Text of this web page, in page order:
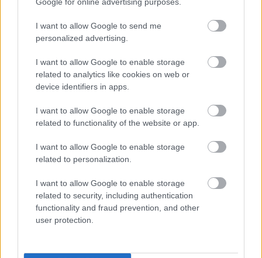
I want to allow Google to send me
personalized advertising.
I want to allow Google to enable storage
related to analytics like cookies on web or
device identifiers in apps.
I want to allow Google to enable storage
related to functionality of the website or app.
I want to allow Google to enable storage
related to personalization.
I want to allow Google to enable storage
related to security, including authentication
functionality and fraud prevention, and other
user protection.
Kábelek, huzalok cseréje családi házban.
Villanyszerelés olcsón Budapesten. Az elektromos
hálózat teljes felújítása a lakásban. Csatlakozó ...